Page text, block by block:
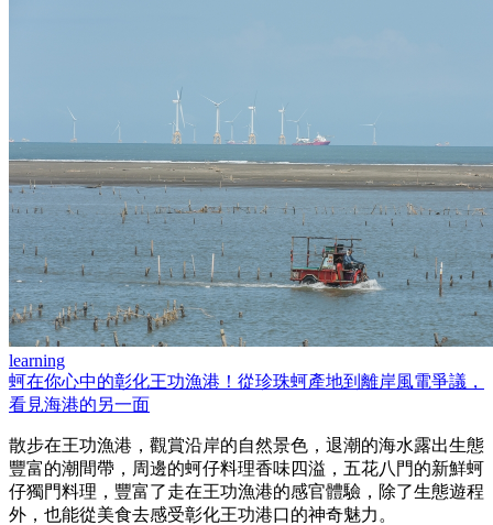
learning
蚵在你心中的彰化王功漁港！從珍珠蚵產地到離岸風電爭議，
看見海港的另一面
散步在王功漁港，觀賞沿岸的自然景色，退潮的海水露出生態
豐富的潮間帶，周邊的蚵仔料理香味四溢，五花八門的新鮮蚵
仔獨門料理，豐富了走在王功漁港的感官體驗，除了生態遊程
外，也能從美食去感受彰化王功港口的神奇魅力。